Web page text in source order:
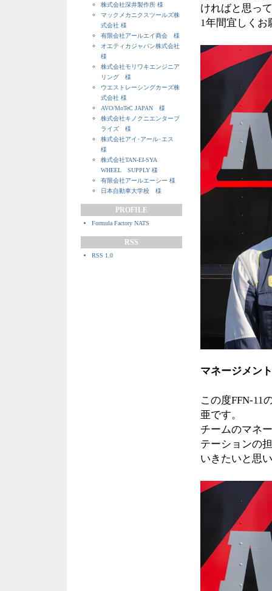
株式会社深井製作所 様
マックメカニクスツールズ株
式会社 様
有限会社アールエイ商会 様
オエティカジャパン株式会社
様
株式会社モリワキエンジニア
リング 様
ウエストレーシングカーズ株
式会社 様
AVO/MoTeC JAPAN 様
株式会社キノクニエンタープ
ライズ 様
株式会社アイ･アール･エス
様
株式会社TAN-EI-SYA
WHEEL SUPPLY 様
有限会社アールエーシー 様
日本自動車大学校 様
PROFILE
Formula Factory NATS
RSS
RSS 1.0
ければと思っ
1年間宜しくお
マネージメ
この度FFN-11
亜です。
チームのマネ
テーションの
いきたいと思